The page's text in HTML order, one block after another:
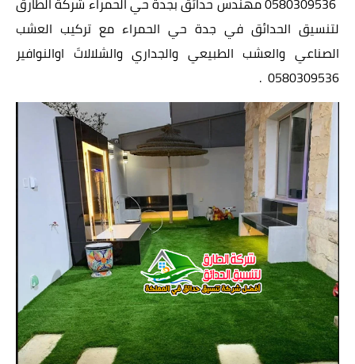
لتنسيق الحدائق في جدة حي الحمراء مع تركيب العشب
الصناعي والعشب الطبيعي والجداري والشلالاتَ اوالنوافير
0580309536 .